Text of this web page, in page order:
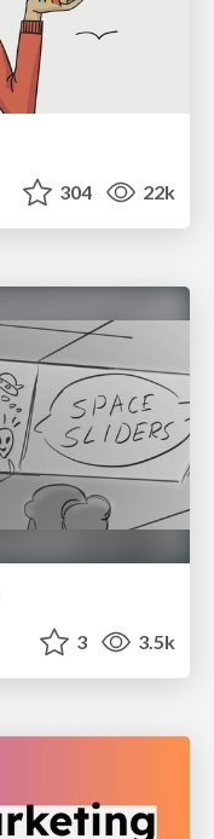
304 22k
3 3.5k